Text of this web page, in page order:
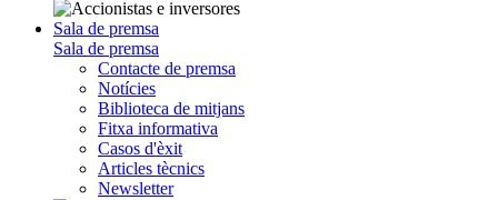
Sala de premsa
Sala de premsa
Contacte de premsa
Notícies
Biblioteca de mitjans
Fitxa informativa
Casos d'èxit
Articles tècnics
Newsletter